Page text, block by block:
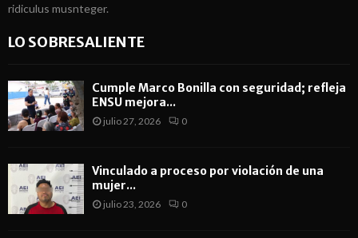
ridiculus musnteger.
LO SOBRESALIENTE
Cumple Marco Bonilla con seguridad; refleja
ENSU mejora...
julio 27, 2026 0
Vinculado a proceso por violación de una
mujer...
julio 23, 2026 0